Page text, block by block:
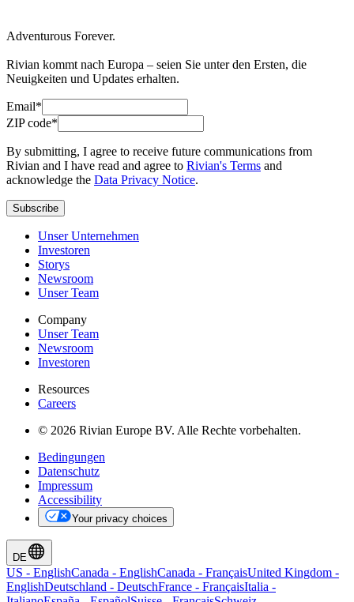
Adventurous Forever.
Rivian kommt nach Europa – seien Sie unter den Ersten, die
Neuigkeiten und Updates erhalten.
Email*
ZIP code*
By submitting, I agree to receive future communications from
Rivian and I have read and agree to Rivian's Terms and
acknowledge the Data Privacy Notice.
Subscribe
Unser Unternehmen
Investoren
Storys
Newsroom
Unser Team
Company
Unser Team
Newsroom
Investoren
Resources
Careers
© 2026 Rivian Europe BV. Alle Rechte vorbehalten.
Bedingungen
Datenschutz
Impressum
Accessibility
Your privacy choices
DE
US - EnglishCanada - EnglishCanada - FrançaisUnited Kingdom -
EnglishDeutschland - DeutschFrance - FrançaisItalia -